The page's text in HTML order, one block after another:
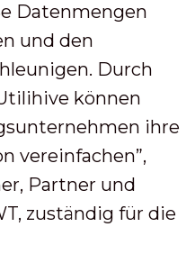
Datenmengen
und den
Durch
können
ihre
vereinfachen”,
Partner und
zuständig für die